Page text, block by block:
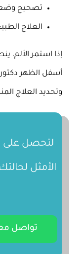
تصحيح
العلاج
إذا استمر الألم،
أسفل الظهر دكتور
وتحديد العلاج
لتحصل على
الأمثل
تواصل